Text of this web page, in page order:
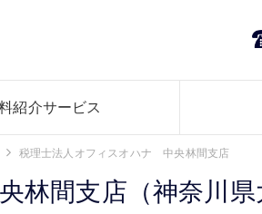
紹介サービス
税理士法人オフィスオハナ 中央林間支店
間支店（神奈川県